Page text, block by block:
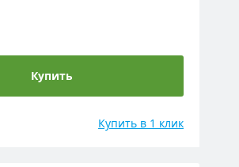
Купить
Купить в 1 клик